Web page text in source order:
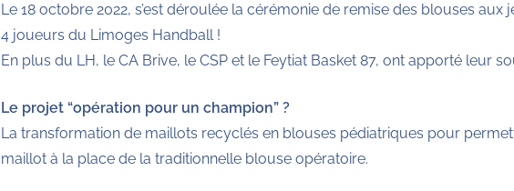
Le 18 octobre 2022, s’est déroulée la cérémonie de remise des blouses
4 joueurs du Limoges Handball !
En plus du LH, le CA Brive, le CSP et le Feytiat Basket 87, ont apporté leur
Le projet “opération pour un champion” ?
La transformation de maillots recyclés en blouses pédiatriques pour
maillot à la place de la traditionnelle blouse opératoire.